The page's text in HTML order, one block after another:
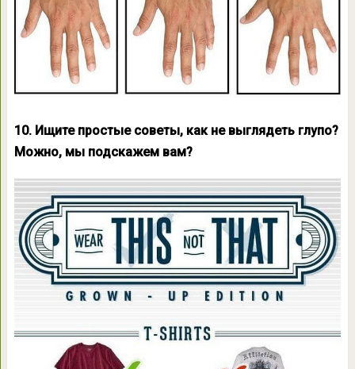
10. Ищите простые советы, как не выглядеть глупо?
Можно, мы подскажем вам?